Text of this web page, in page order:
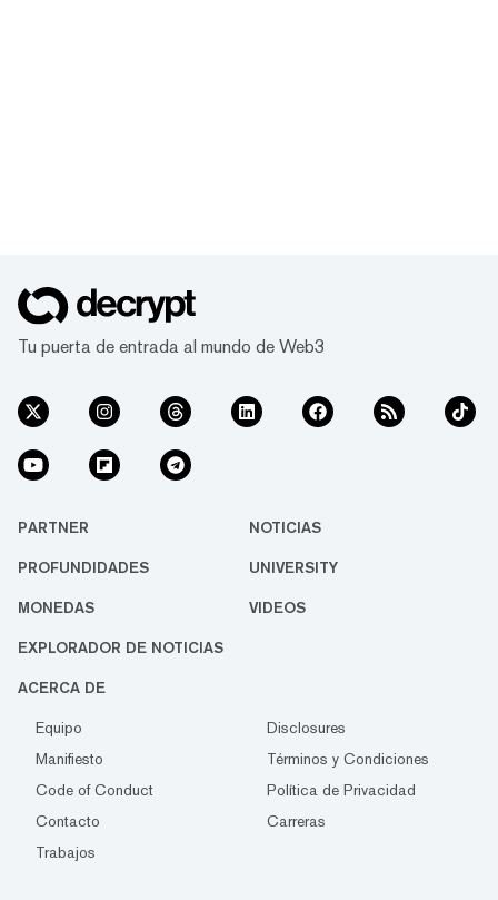
Tu puerta de entrada al mundo de Web3
PARTNER NOTICIAS
PROFUNDIDADES UNIVERSITY
MONEDAS VIDEOS
EXPLORADOR DE NOTICIAS
ACERCA DE
Equipo
Disclosures
Manifiesto
Términos y Condiciones
Code of Conduct
Política de Privacidad
Contacto
Carreras
Trabajos